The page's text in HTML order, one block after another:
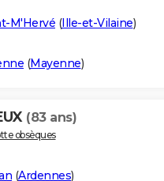
M'Hervé (Ille-et-Vilaine)
(Mayenne)
(83 ans)
obsèques
(Ardennes)